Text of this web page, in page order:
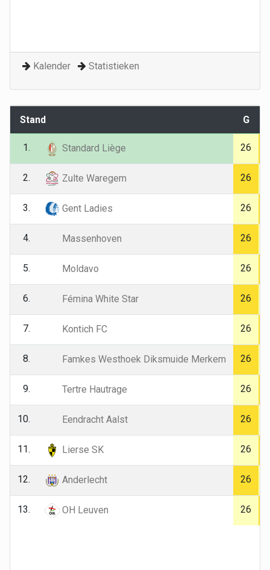
Kalender Statistieken
Stand G
1. Standard Liège 26
2. Zulte Waregem 26
3. Gent Ladies 26
4. Massenhoven 26
5. Moldavo 26
6. Fémina White Star 26
7. Kontich FC 26
8. Famkes Westhoek Diksmuide Merkem 26
9. Tertre Hautrage 26
10. Eendracht Aalst 26
11. Lierse SK 26
12. Anderlecht 26
13. OH Leuven 26